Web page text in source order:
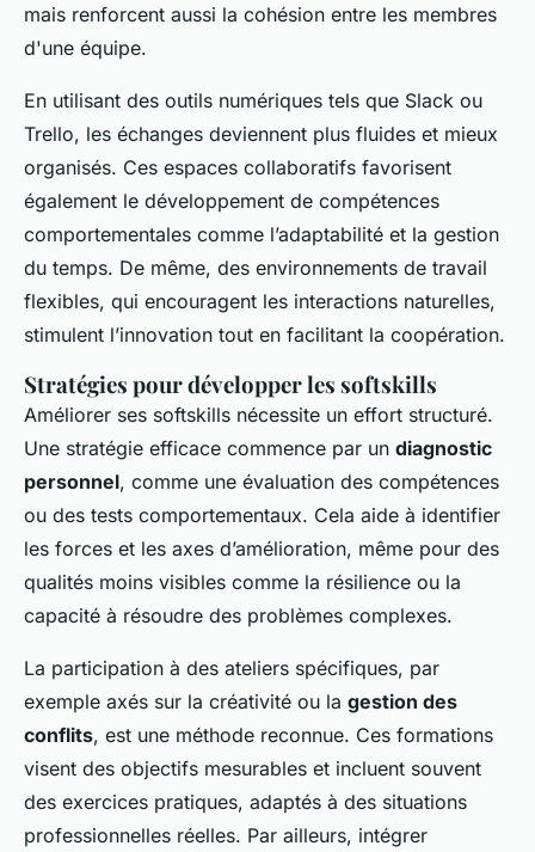
mais renforcent aussi la cohésion entre les membres
d'une équipe.
En utilisant des outils numériques tels que Slack ou
Trello, les échanges deviennent plus fluides et mieux
organisés. Ces espaces collaboratifs favorisent
également le développement de compétences
comportementales comme l’adaptabilité et la gestion
du temps. De même, des environnements de travail
flexibles, qui encouragent les interactions naturelles,
stimulent l’innovation tout en facilitant la coopération.
Stratégies pour développer les softskills
Améliorer ses softskills nécessite un effort structuré.
Une stratégie efficace commence par un diagnostic
personnel, comme une évaluation des compétences
ou des tests comportementaux. Cela aide à identifier
les forces et les axes d’amélioration, même pour des
qualités moins visibles comme la résilience ou la
capacité à résoudre des problèmes complexes.
La participation à des ateliers spécifiques, par
exemple axés sur la créativité ou la gestion des
conflits, est une méthode reconnue. Ces formations
visent des objectifs mesurables et incluent souvent
des exercices pratiques, adaptés à des situations
professionnelles réelles. Par ailleurs, intégrer